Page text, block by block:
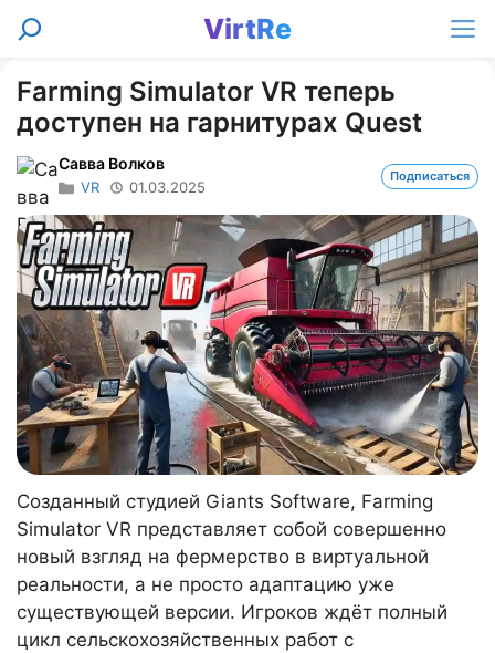
Перейти
VirtRe
Поиск
Farming Simulator VR теперь
доступен на гарнитурах Quest
Савва Волков
VR 01.03.2025
Подписаться
Созданный студией Giants Software, Farming
Simulator VR представляет собой совершенно
новый взгляд на фермерство в виртуальной
реальности, а не просто адаптацию уже
существующей версии. Игроков ждёт полный
цикл сельскохозяйственных работ с